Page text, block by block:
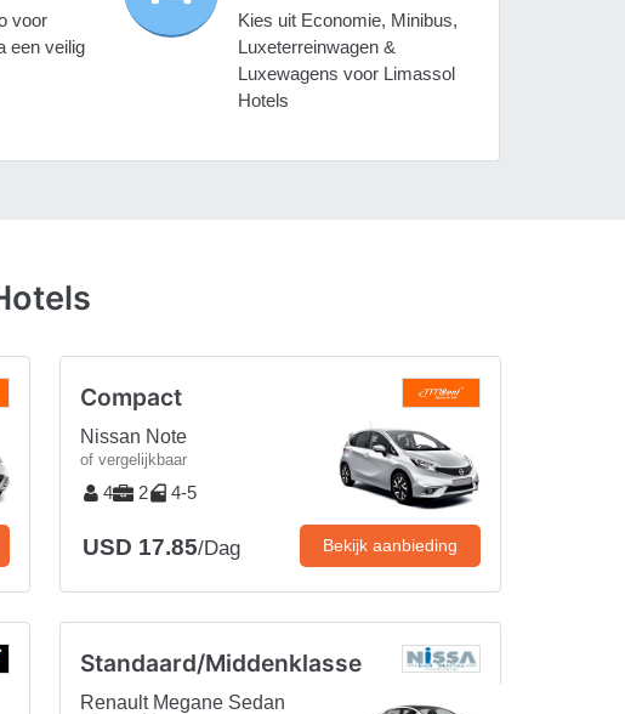
voor
een veilig
Kies uit Economie, Minibus,
Luxeterreinwagen &
Luxewagens voor Limassol
Hotels
Compact
Nissan Note
of vergelijkbaar
4 2 4-5
USD 17.85/Dag Bekijk aanbieding
Standaard/Middenklasse
Renault Megane Sedan